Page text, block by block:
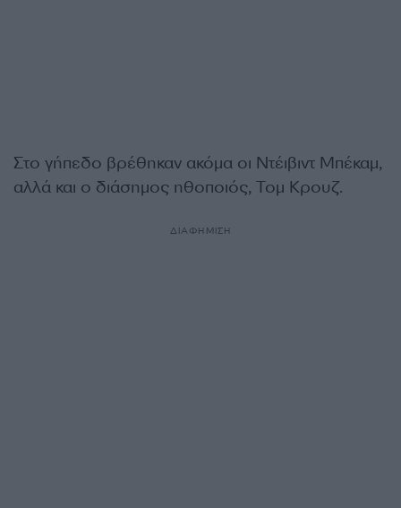
Στο γήπεδο βρέθηκαν ακόμα οι Ντέιβιντ Μπέκαμ,
αλλά και ο διάσημος ηθοποιός, Τομ Κρουζ.
ΔΙΑΦΗΜΙΣΗ